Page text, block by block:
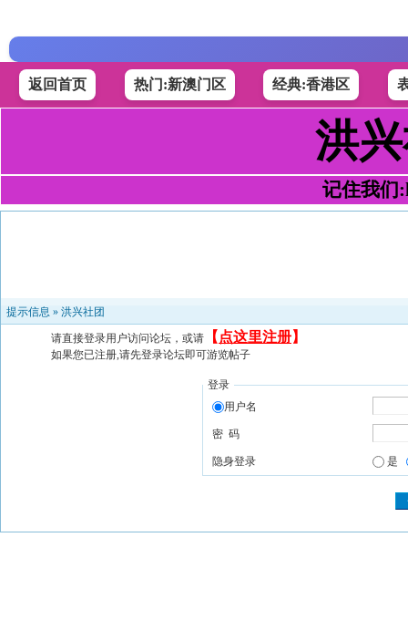
返回首页 热门:新澳门区 经典:香港区
洪
记住我们
提示信息 » 洪兴社团
请直接登录用户访问论坛，或请 【 点这里注册】
如果您已注册,请先登录论坛即可游览帖子
登录
用户名
密 码
隐身登录 是